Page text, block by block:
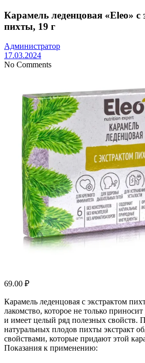
Карамель леденцовая «Eleo» с
пихты, 19 г
Администратор
17.03.2024
No Comments
69.00 ₽
Карамель леденцовая с экстрактом
лакомство, которое не только
и имеет целый ряд полезных свойств.
натуральных плодов пихты экстракт
свойствами, которые придают этой
Показания к применению: